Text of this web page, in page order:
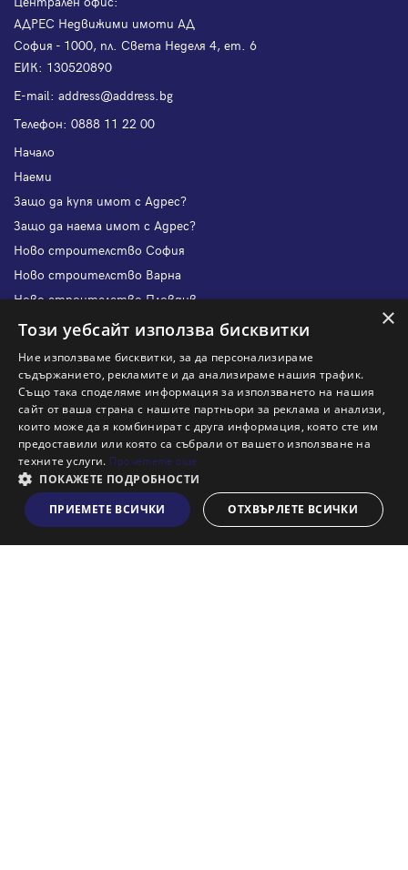
Виж на картата
АДРЕС Недвижими имоти АД
София - 1000, пл. Света Неделя 4, ет. 6
ЕИК: 130520890
Е-mail: address@address.bg
Телефон: 0888 11 22 00
Начало
Наеми
Защо да купя имот с Адрес?
Защо да наема имот с Адрес?
Ново строителство София
Ново строителство Варна
Ново строителство Пловдив
Ново строителство Бургас
Защо да отдам имот с Адрес?
Наши офиси
Кариери
Кои сме ние?
Франчайз
Блог
Искаш ли да получаваш актуална информация за пазара
на недвижими имоти?
×
Този уебсайт използва бисквитки
Ние използваме бисквитки, за да персонализираме
съдържанието, рекламите и да анализираме нашия трафик.
Също така споделяме информация за използването на нашия
сайт от ваша страна с нашите партньори за реклама и анализи,
които може да я комбинират с друга информация, която сте им
предоставили или която са събрали от вашето използване на
техните услуги. Прочетете още
ПОКАЖЕТЕ ПОДРОБНОСТИ
ПРИЕМЕТЕ ВСИЧКИ
ОТХВЪРЛЕТЕ ВСИЧКИ